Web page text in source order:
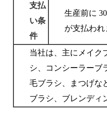
支払
い条
件
生産前に
が支払われ
当社は、主にメイク
シ、コンシーラーブ
毛ブラシ、まつげな
ブラシ、ブレンディ